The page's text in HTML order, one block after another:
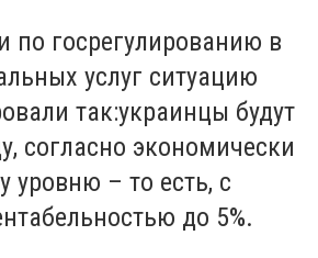
по госрегулированию в
услуг ситуацию
так:украинцы будут
согласно экономически
уровню – то есть, с
до 5%.